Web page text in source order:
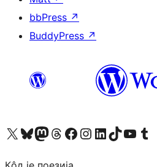
bbPress ↗
BuddyPress ↗
Visit our X (formerly Twitter) account
Посетите наш Bluesky налог
Visit our Mastodon account
Посетите наш налог на Threads-у Visit our Facebook page
Посетите наш Инстаграм налог
Visit our LinkedIn account
Посетите наш TikTok налог
Visit our YouTube
Посетите